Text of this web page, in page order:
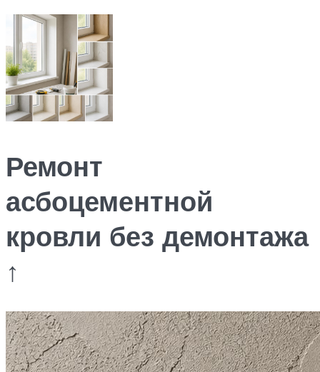
Ремонт
асбоцементной
кровли без демонтажа
↑